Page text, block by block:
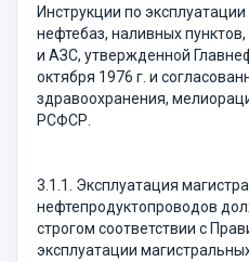
Инструкции по
нефтебаз, наливных
и АЗС, утвержденной
октября 1976 г. и
здравоохранения,
РСФСР.
3.1.1. Эксплуатация
нефтепродуктопроводов
строгом соответствии с
эксплуатации